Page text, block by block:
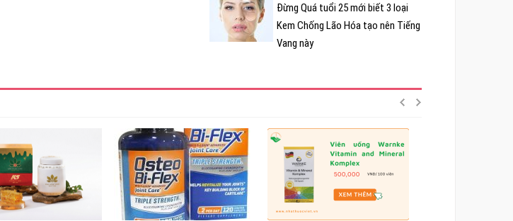
Đừng Quá tuổi 25 mới biết 3 loại
Kem Chống Lão Hóa tạo nên Tiếng
Vang này